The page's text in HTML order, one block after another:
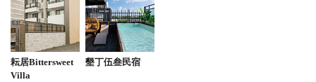
2025-04-17 08:42:51
粉漿蛋餅軟嫩 還不錯吃 煎包有一個特別的甜味 內餡
蔥味明顯
耘居Bittersweet
Villa
墾丁伍叁民宿